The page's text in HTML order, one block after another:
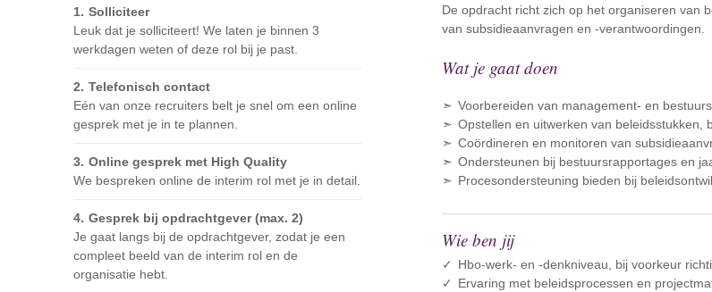
Solliciteer
Leuk dat je solliciteert! We laten je binnen 3
werkdagen weten of deze rol bij je past.
Telefonisch contact
Eén van onze recruiters belt je snel om een online
gesprek met je in te plannen.
Online gesprek met High Quality
We bespreken online de interim rol met je in detail.
Gesprek bij opdrachtgever (max. 2)
Je gaat langs bij de opdrachtgever, zodat je een
compleet beeld van de interim rol en de
organisatie hebt.
De opdracht richt zich op het organiseren van
van subsidieaanvragen en -verantwoordingen.
Wat je gaat doen
Voorbereiden van management- en
Opstellen en uitwerken van beleidsstukken,
Coördineren en monitoren van
Ondersteunen bij bestuursrapportages en
Procesondersteuning bieden bij
Wie ben jij
Hbo-werk- en -denkniveau, bij voorkeur
Ervaring met beleidsprocessen en